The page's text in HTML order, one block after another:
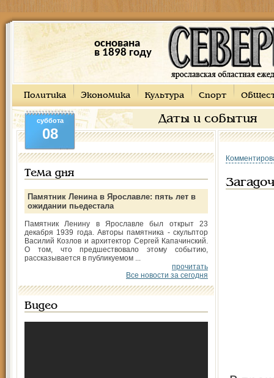
основана
в 1898 году
Политика Экономика Культура Спорт
Даты и события
суббота
08
Тема дня
Памятник Ленина в Ярославле: пять лет в
ожидании пьедестала
Памятник Ленину в Ярославле был открыт 23
декабря 1939 года. Авторы памятника - скульптор
Василий Козлов и архитектор Сергей Капачинский.
О том, что предшествовало этому событию,
рассказывается в публикуемом ...
прочитать
Все новости за сегодня
Видео